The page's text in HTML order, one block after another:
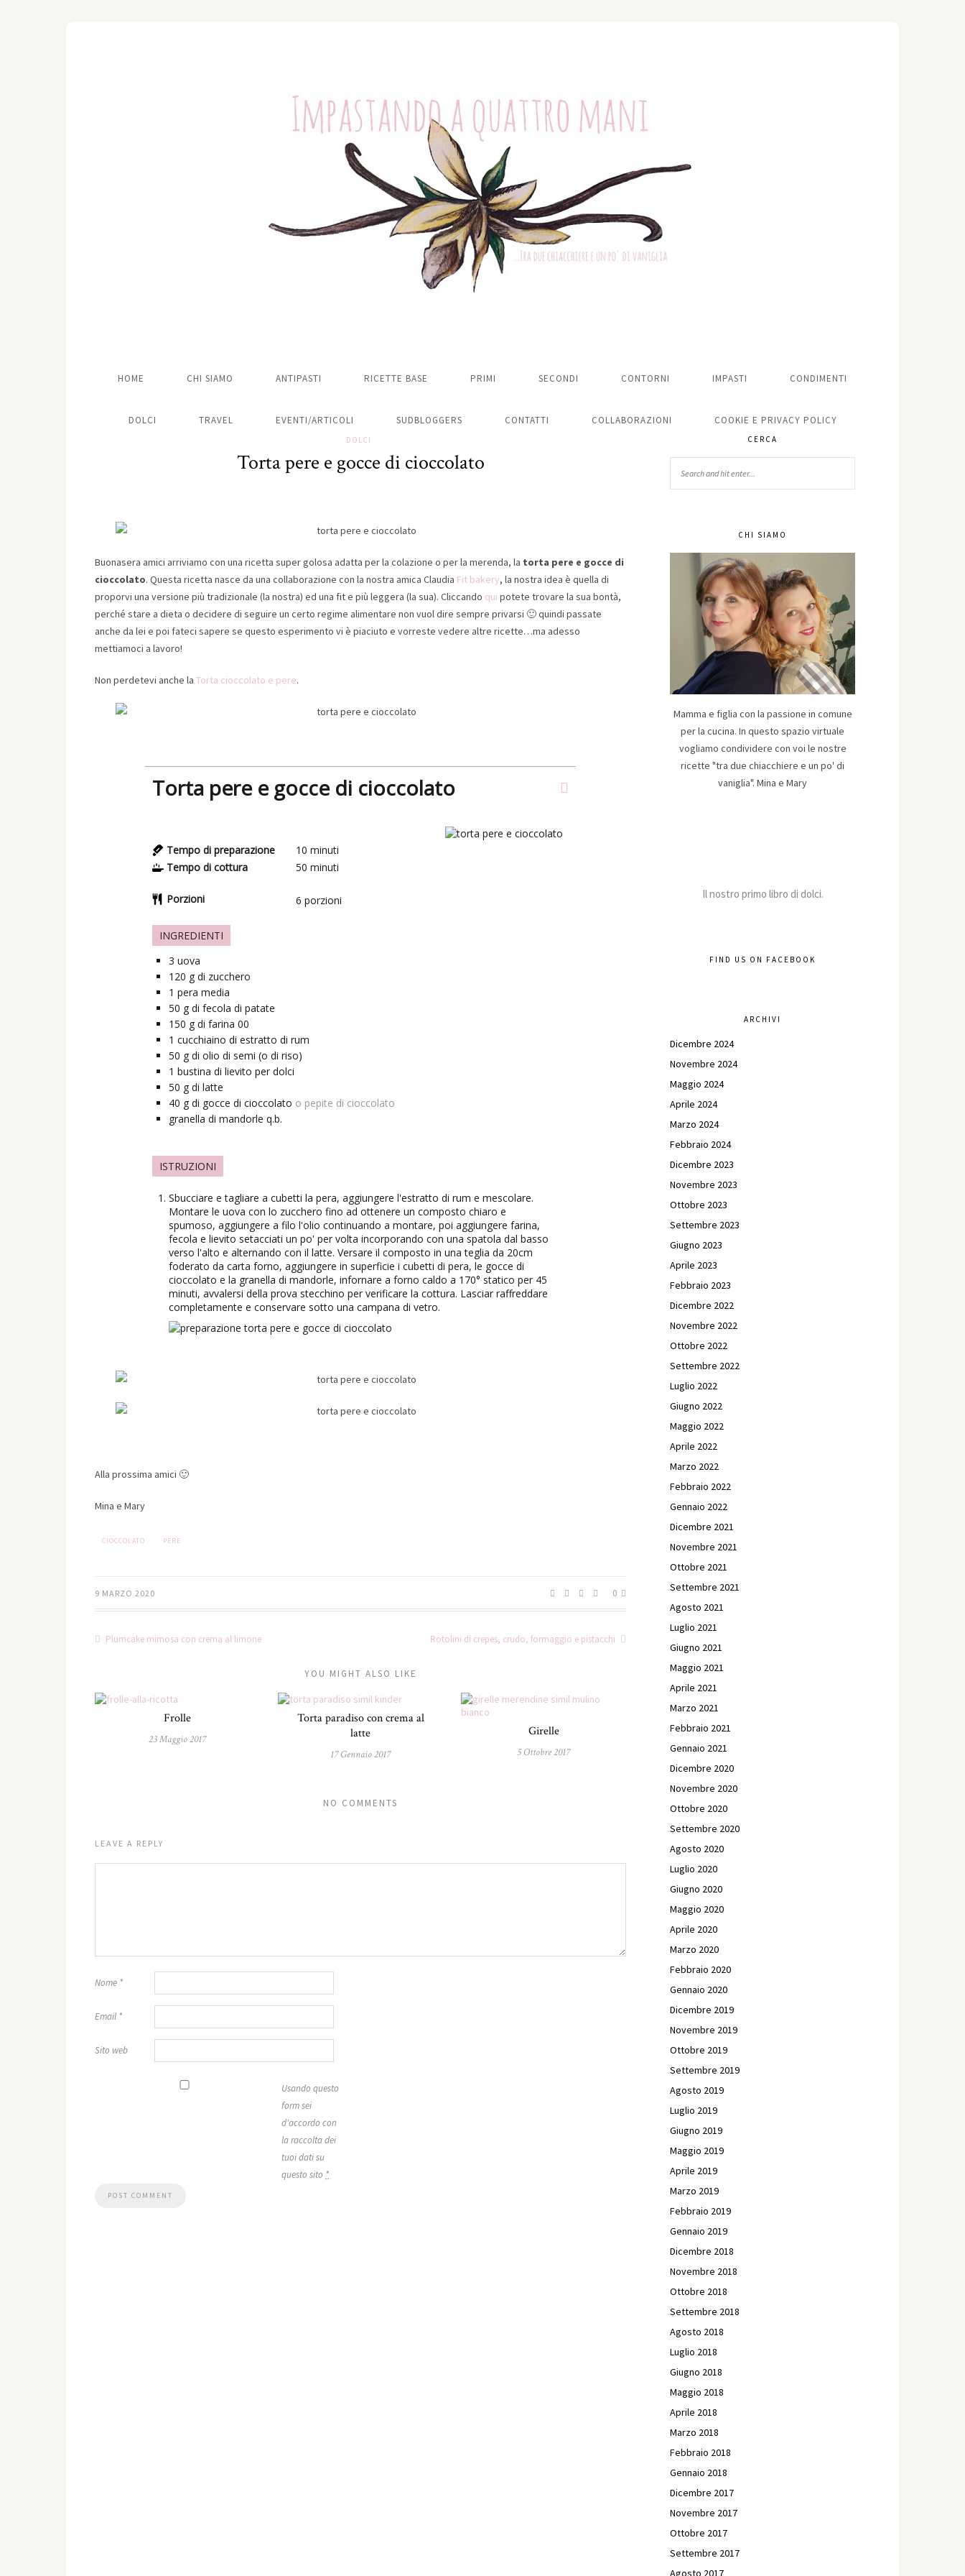
HOME CHI SIAMO ANTIPASTI RICETTE BASE PRIMI SECONDI CONTORNI IMPASTI CONDIMENTI
DOLCI TRAVEL EVENTI/ARTICOLI SUDBLOGGERS CONTATTI COLLABORAZIONI COOKIE E PRIVACY POLICY
DOLCI
Torta pere e gocce di cioccolato
Buonasera amici arriviamo con una ricetta super golosa adatta per la colazione o per la merenda, la torta pere e gocce di
cioccolato. Questa ricetta nasce da una collaborazione con la nostra amica Claudia Fit bakery, la nostra idea è quella di
proporvi una versione più tradizionale (la nostra) ed una fit e più leggera (la sua). Cliccando qui potete trovare la sua bontà,
perché stare a dieta o decidere di seguire un certo regime alimentare non vuol dire sempre privarsi 🙂 quindi passate
anche da lei e poi fateci sapere se questo esperimento vi è piaciuto e vorreste vedere altre ricette…ma adesso
mettiamoci a lavoro!
Non perdetevi anche la Torta cioccolato e pere.
Torta pere e gocce di cioccolato
Tempo di preparazione 10 minuti
Tempo di cottura
50 minuti
Porzioni 6 porzioni
INGREDIENTI
3 uova
120 g di zucchero
1 pera media
50 g di fecola di patate
150 g di farina 00
1 cucchiaino di estratto di rum
50 g di olio di semi (o di riso)
1 bustina di lievito per dolci
50 g di latte
40 g di gocce di cioccolato o pepite di cioccolato
granella di mandorle q.b.
ISTRUZIONI
Sbucciare e tagliare a cubetti la pera, aggiungere l'estratto di rum e mescolare.
Montare le uova con lo zucchero fino ad ottenere un composto chiaro e
spumoso, aggiungere a filo l'olio continuando a montare, poi aggiungere farina,
fecola e lievito setacciati un po' per volta incorporando con una spatola dal basso
verso l'alto e alternando con il latte. Versare il composto in una teglia da 20cm
foderato da carta forno, aggiungere in superficie i cubetti di pera, le gocce di
cioccolato e la granella di mandorle, infornare a forno caldo a 170° statico per 45
minuti, avvalersi della prova stecchino per verificare la cottura. Lasciar raffreddare
completamente e conservare sotto una campana di vetro.
Alla prossima amici 🙂
Mina e Mary
CIOCCOLATO PERE
9 MARZO 2020 0
Plumcake mimosa con crema al limone Rotolini di crepes, crudo, formaggio e pistacchi
YOU MIGHT ALSO LIKE
Frolle
23 Maggio 2017
Torta paradiso con crema al
latte
17 Gennaio 2017
Girelle
5 Ottobre 2017
NO COMMENTS
LEAVE A REPLY
Nome *
Email *
Sito web
Usando questo
form sei
d'accordo con
la raccolta dei
tuoi dati su
questo sito *
CERCA
CHI SIAMO
Mamma e figlia con la passione in comune
per la cucina. In questo spazio virtuale
vogliamo condividere con voi le nostre
ricette "tra due chiacchiere e un po' di
vaniglia". Mina e Mary
Il nostro primo libro di dolci.
FIND US ON FACEBOOK
ARCHIVI
Dicembre 2024
Novembre 2024
Maggio 2024
Aprile 2024
Marzo 2024
Febbraio 2024
Dicembre 2023
Novembre 2023
Ottobre 2023
Settembre 2023
Giugno 2023
Aprile 2023
Febbraio 2023
Dicembre 2022
Novembre 2022
Ottobre 2022
Settembre 2022
Luglio 2022
Giugno 2022
Maggio 2022
Aprile 2022
Marzo 2022
Febbraio 2022
Gennaio 2022
Dicembre 2021
Novembre 2021
Ottobre 2021
Settembre 2021
Agosto 2021
Luglio 2021
Giugno 2021
Maggio 2021
Aprile 2021
Marzo 2021
Febbraio 2021
Gennaio 2021
Dicembre 2020
Novembre 2020
Ottobre 2020
Settembre 2020
Agosto 2020
Luglio 2020
Giugno 2020
Maggio 2020
Aprile 2020
Marzo 2020
Febbraio 2020
Gennaio 2020
Dicembre 2019
Novembre 2019
Ottobre 2019
Settembre 2019
Agosto 2019
Luglio 2019
Giugno 2019
Maggio 2019
Aprile 2019
Marzo 2019
Febbraio 2019
Gennaio 2019
Dicembre 2018
Novembre 2018
Ottobre 2018
Settembre 2018
Agosto 2018
Luglio 2018
Giugno 2018
Maggio 2018
Aprile 2018
Marzo 2018
Febbraio 2018
Gennaio 2018
Dicembre 2017
Novembre 2017
Ottobre 2017
Settembre 2017
Agosto 2017